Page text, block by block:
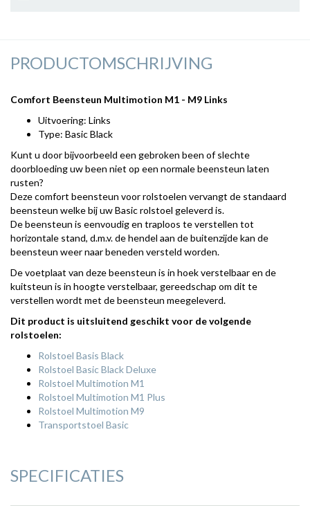
PRODUCTOMSCHRIJVING
Comfort Beensteun Multimotion M1 - M9 Links
Uitvoering: Links
Type: Basic Black
Kunt u door bijvoorbeeld een gebroken been of slechte
doorbloeding uw been niet op een normale beensteun laten
rusten?
Deze comfort beensteun voor rolstoelen vervangt de standaard
beensteun welke bij uw Basic rolstoel geleverd is.
De beensteun is eenvoudig en traploos te verstellen tot
horizontale stand, d.m.v. de hendel aan de buitenzijde kan de
beensteun weer naar beneden versteld worden.
De voetplaat van deze beensteun is in hoek verstelbaar en de
kuitsteun is in hoogte verstelbaar, gereedschap om dit te
verstellen wordt met de beensteun meegeleverd.
Dit product is uitsluitend geschikt voor de volgende
rolstoelen:
Rolstoel Basis Black
Rolstoel Basic Black Deluxe
Rolstoel Multimotion M1
Rolstoel Multimotion M1 Plus
Rolstoel Multimotion M9
Transportstoel Basic
SPECIFICATIES